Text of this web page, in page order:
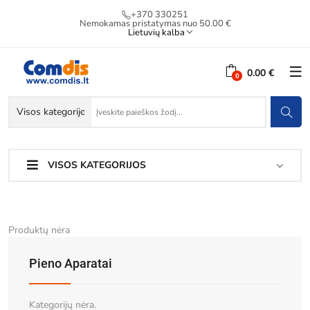
+370 330251
Nemokamas pristatymas nuo 50.00 €
Lietuvių kalba
0.00 €
VISOS KATEGORIJOS
Produktų nėra
Pieno Aparatai
Kategorijų nėra.